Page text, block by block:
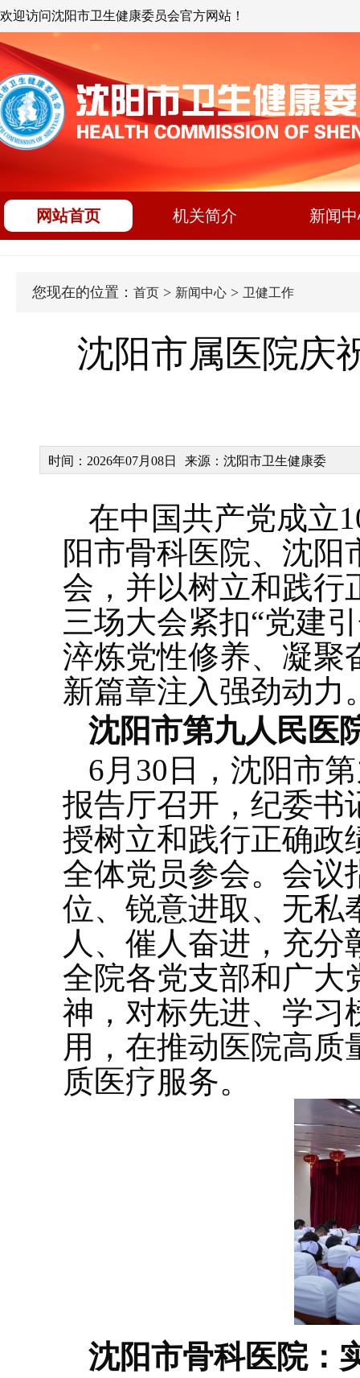
欢迎访问沈阳市卫生健康委员会官方网站！
网站首页 机关简介 新闻
您现在的位置： 首页 > 新闻中心 > 卫健工作
沈阳市属医院庆
时间：2026年07月08日 来源：沈阳市卫生健康委
在中国共产党成立
阳市骨科医院、沈阳
会，并以树立和践行
三场大会紧扣“党建
淬炼党性修养、凝聚
新篇章注入强劲动力
沈阳市第九人民医
6月30日，沈阳市
报告厅召开，纪委书
授树立和践行正确政
全体党员参会。会议
位、锐意进取、无私
人、催人奋进，充
全院各党支部和广大
神，对标先进、学习
用，在推动医院高质
质医疗服务。
沈阳市骨科医院：